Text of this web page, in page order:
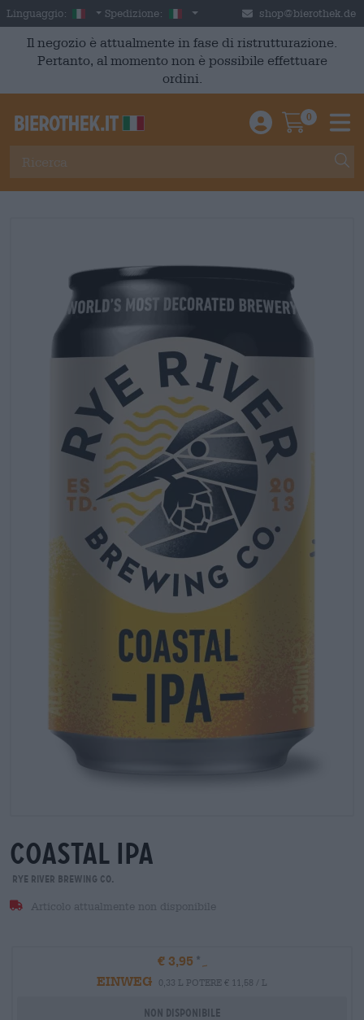
Skip to main content
Linguaggio: Italian
Spedizione: Italia shop@bierothek.de
Il negozio è attualmente in fase di ristrutturazione.
Pertanto, al momento non è possibile effettuare
ordini.
Einloggen /
0
coastal ipa
Rye River Brewing Co.
Articolo attualmente non disponibile
€ 3,95
EINWEG
0,33 L POTERE € 11,58 / L
Non disponibile